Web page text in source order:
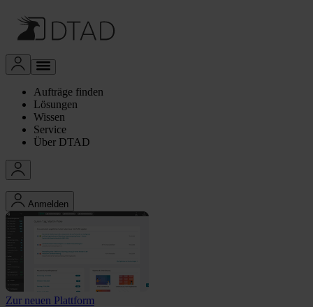
Aufträge finden
Lösungen
Wissen
Service
Über DTAD
Anmelden
Zur neuen Plattform